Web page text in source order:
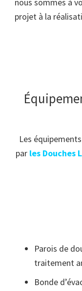
projet à la
Les
par les Douches
Parois de
traitement
Bonde